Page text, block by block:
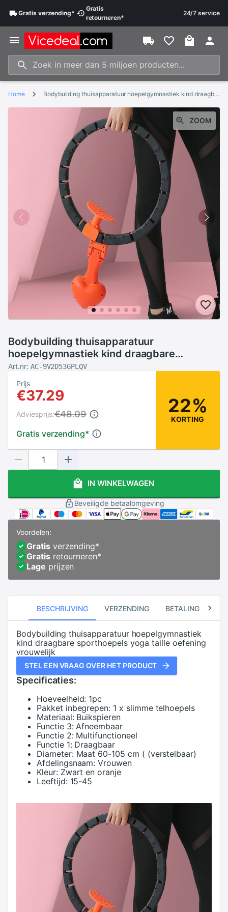
Gratisverzending*
Gratis
retourneren*
24/7 service
Home Bodybuilding thuisapparatuur hoepelgymnastiek kind draagbare sporthoepels yoga taille oefening vrouwelijk
ZOOM
Bodybuilding thuisapparatuur
hoepelgymnastiek kind draagbare
sporthoepels yoga taille oefening
vrouwelijk
Art.nr: AC-9V2D53GPLQV
Prijs
€37.29
Gratis verzending*
Adviesprijs:€48.09 22%
KORTING
IN WINKELWAGEN
Beveiligde betaalomgeving
Voordelen:
Gratisverzending*
Gratisretourneren*
Lage prijzen
BESCHRIJVING VERZENDING BETALING
Bodybuilding thuisapparatuur hoepelgymnastiek
kind draagbare sporthoepels yoga taille oefening
vrouwelijk
STEL EEN VRAAG OVER HET PRODUCT
Specificaties:
Hoeveelheid: 1pc
Pakket inbegrepen: 1 x slimme telhoepels
Materiaal: Buikspieren
Functie 3: Afneembaar
Functie 2: Multifunctioneel
Functie 1: Draagbaar
Diameter: Maat 60-105 cm ( (verstelbaar)
Afdelingsnaam: Vrouwen
Kleur: Zwart en oranje
Leeftijd: 15-45